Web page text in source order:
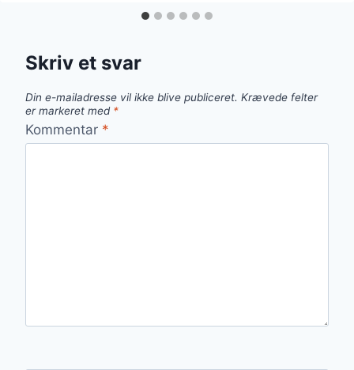
Skriv et svar
Din e-mailadresse vil ikke blive publiceret. Krævede felter
er markeret med *
Kommentar *